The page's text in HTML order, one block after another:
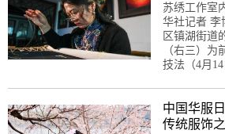
苏绣工作室
华社记者
区镇湖街道
（右三）为
技法（4月14
中国华服
传统服饰